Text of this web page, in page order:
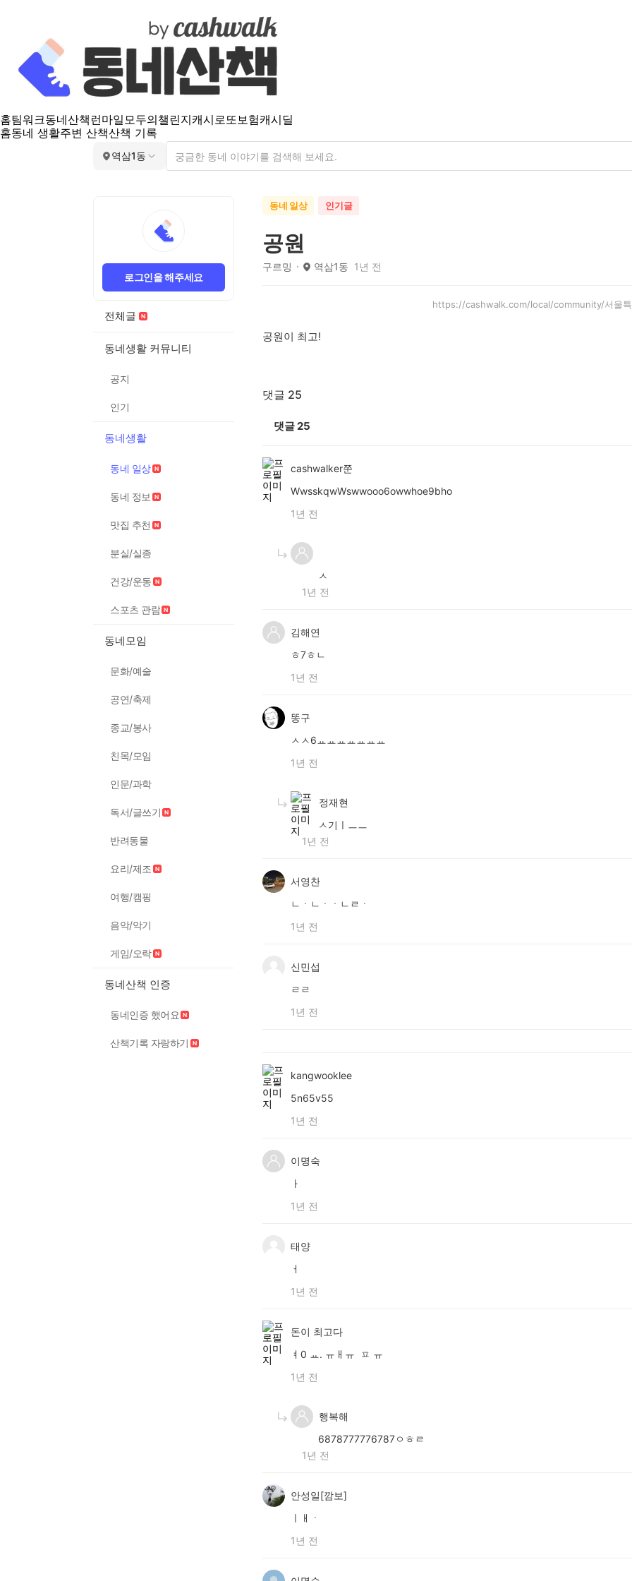
홈팀워크동네산책 런마일모두의챌린지캐시로또보험캐시딜
홈동네 생활주변 산책산책 기록
역삼1동
로그인을 해주세요
전체글
동네생활 커뮤니티
공지
인기
동네생활
동네 일상
동네 정보
맛집 추천
분실/실종
건강/운동
스포츠 관람
동네모임
문화/예술
공연/축제
종교/봉사
친목/모임
인문/과학
독서/글쓰기
반려동물
요리/제조
여행/캠핑
음악/악기
게임/오락
동네산책 인증
동네인증 했어요
산책기록 자랑하기
동네 일상 인기글
공원
구르밍 역삼1동 1년 전
https://cashwalk.com/local/community/서울
공원이 최고!
댓글 25
댓글25
cashwalker쭌
WwsskqwWswwooo6owwhoe9bho
1년 전
ㅅ
1년 전
김해연
ㅎ7ㅎㄴ
1년 전
똥구
ㅅㅅ6ㅛㅛㅛㅛㅛㅛㅛ
1년 전
정재현
ㅅ기ㅣㅡㅡ
1년 전
서영찬
ㄴㆍㄴㆍㆍㄴㄹㆍ
1년 전
신민섭
ㄹㄹ
1년 전
kangwooklee
5n65v55
1년 전
이명숙
ㅏ
1년 전
태양
ㅓ
1년 전
돈이 최고다
ㅕ0 ㅛ. ㅠㅐㅠ ㅍ ㅠ
1년 전
행복해
6878777776787ㅇㅎㄹ
1년 전
안성일[깜보]
ㅣㅐㆍ
1년 전